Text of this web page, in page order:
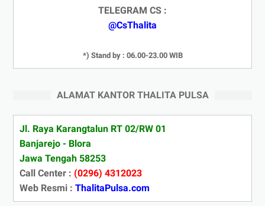
TELEGRAM CS :
@CsThalita
*) Stand by : 06.00-23.00 WIB
ALAMAT KANTOR THALITA PULSA
Jl. Raya Karangtalun RT 02/RW 01
Banjarejo - Blora
Jawa Tengah 58253
Call Center : (0296) 4312023
Web Resmi : ThalitaPulsa.com